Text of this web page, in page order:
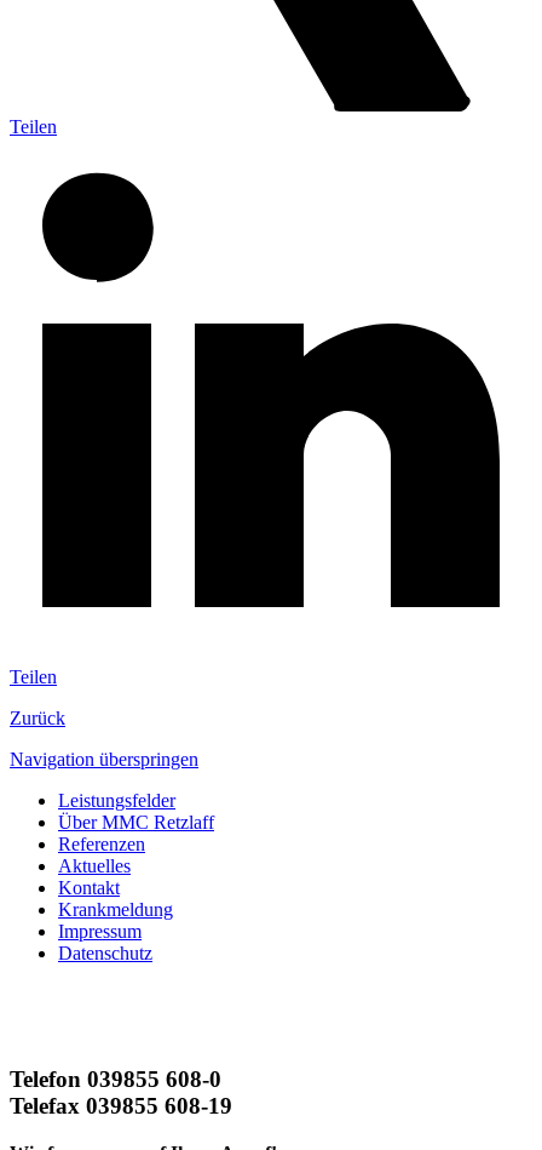
Teilen
Teilen
Zurück
Navigation überspringen
Leistungsfelder
Über MMC Retzlaff
Referenzen
Aktuelles
Kontakt
Krankmeldung
Impressum
Datenschutz
Telefon 039855 608-0
Telefax 039855 608-19